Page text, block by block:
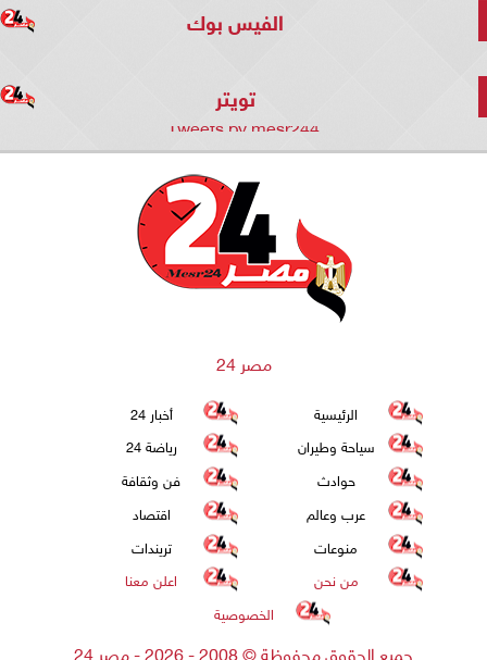
الفيس بوك
تويتر
Tweets by mesr244
مصر 24
الرئيسية
أخبار 24
سياحة وطيران
رياضة 24
حوادث
فن وثقافة
عرب وعالم
اقتصاد
منوعات
تريندات
من نحن
اعلن معنا
الخصوصية
جميع الحقوق محفوظة©